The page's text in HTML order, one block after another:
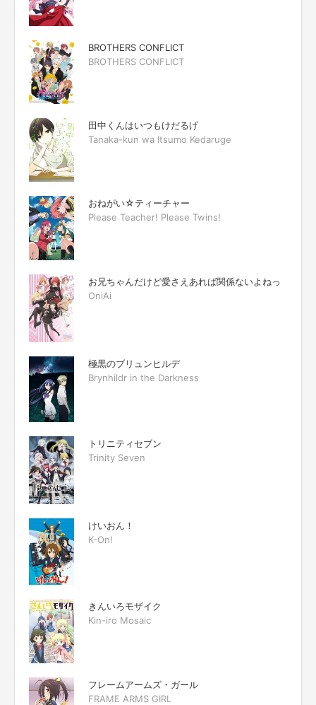
BROTHERS CONFLICT
BROTHERS CONFLICT
田中くんはいつもけだるげ
Tanaka-kun wa Itsumo Kedaruge
おねがい☆ティーチャー
Please Teacher! Please Twins!
お兄ちゃんだけど愛さえあれば関係ないよねっ
OniAi
極黒のブリュンヒルデ
Brynhildr in the Darkness
トリニティセブン
Trinity Seven
けいおん！
K-On!
きんいろモザイク
Kin-iro Mosaic
フレームアームズ・ガール
FRAME ARMS GIRL